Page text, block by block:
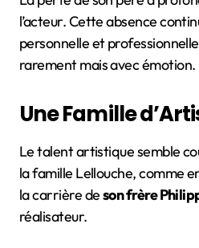
l’acteur. Cette absence
personnelle et
rarement mais avec émotion.
Une Famille
Le talent artistique semble
la famille Lellouche, comme
la carrière deson frère
réalisateur.